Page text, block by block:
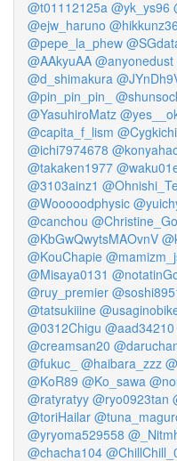
@t01112125a @yk_ys96
@ejw_haruno
@pepe_la_phew
@AAkyuAA @anyonedust
@d_shimakura
@pin_pin_pin_
@YasuhiroMatz
@capita_f_lism @Cygkichi
@ichi7974678
@takaken1977
@3103ainz1
@Wooooodphysic
@canchou
@KbGwQwytsMAOvnV
@KouChapie
@Misaya0131
@ruy_premier
@tatsukiiine
@0312Chigu @aad34210
@creamsan20
@fukuc_ @haibara_zzz
@KoR89 @Ko_sawa
@ratyratyy @ryo0923tan
@toriHailar
@yryoma529558
@chacha104